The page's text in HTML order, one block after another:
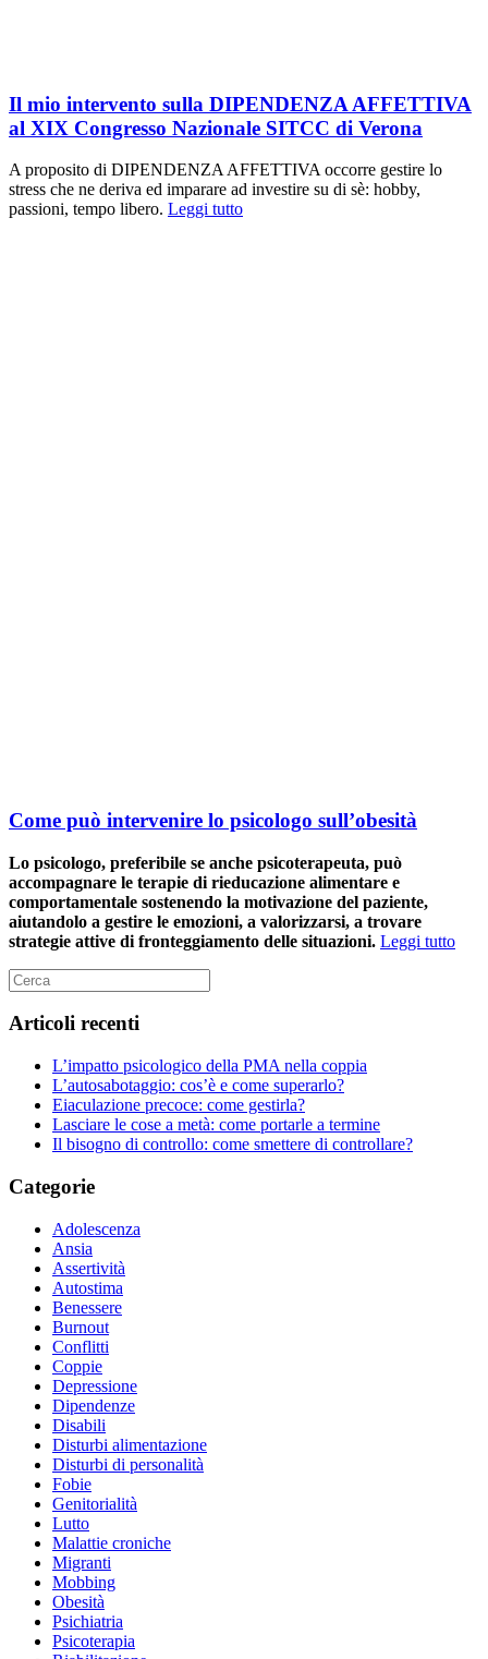
Il mio intervento sulla DIPENDENZA AFFETTIVA
al XIX Congresso Nazionale SITCC di Verona
A proposito di DIPENDENZA AFFETTIVA occorre gestire lo
stress che ne deriva ed imparare ad investire su di sè: hobby,
passioni, tempo libero. Leggi tutto
Come può intervenire lo psicologo sull’obesità
Lo psicologo, preferibile se anche psicoterapeuta, può
accompagnare le terapie di rieducazione alimentare e
comportamentale sostenendo la motivazione del paziente,
aiutandolo a gestire le emozioni, a valorizzarsi, a trovare
strategie attive di fronteggiamento delle situazioni. Leggi tutto
Articoli recenti
L’impatto psicologico della PMA nella coppia
L’autosabotaggio: cos’è e come superarlo?
Eiaculazione precoce: come gestirla?
Lasciare le cose a metà: come portarle a termine
Il bisogno di controllo: come smettere di controllare?
Categorie
Adolescenza
Ansia
Assertività
Autostima
Benessere
Burnout
Conflitti
Coppie
Depressione
Dipendenze
Disabili
Disturbi alimentazione
Disturbi di personalità
Fobie
Genitorialità
Lutto
Malattie croniche
Migranti
Mobbing
Obesità
Psichiatria
Psicoterapia